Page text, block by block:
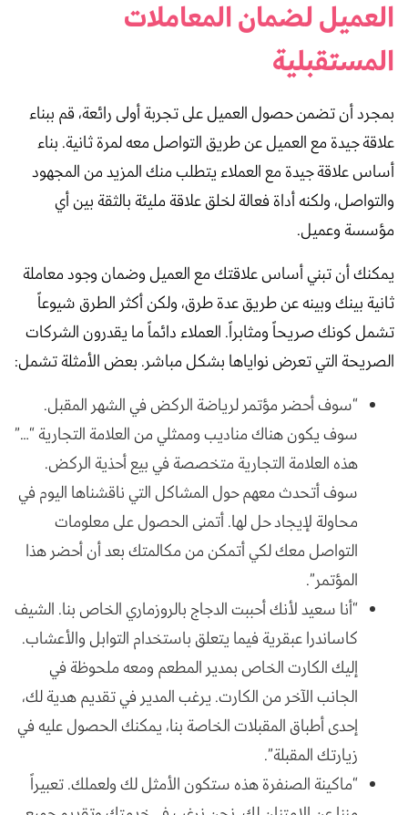
العميل لضمان المعاملات
المستقبلية
بمجرد أن تضمن حصول العميل على تجربة أولى رائعة، قم ببناء
علاقة جيدة مع العميل عن طريق التواصل معه لمرة ثانية. بناء
أساس علاقة جيدة مع العملاء يتطلب منك المزيد من المجهود
والتواصل، ولكنه أداة فعالة لخلق علاقة مليئة بالثقة بين أي
مؤسسة وعميل.
يمكنك أن تبني أساس علاقتك مع العميل وضمان وجود معاملة
ثانية بينك وبينه عن طريق عدة طرق، ولكن أكثر الطرق شيوعاً
تشمل كونك صريحاً ومثابراً. العملاء دائماً ما يقدرون الشركات
الصريحة التي تعرض نواياها بشكل مباشر. بعض الأمثلة تشمل:
“سوف أحضر مؤتمر لرياضة الركض في الشهر المقبل.
سوف يكون هناك مناديب وممثلي من العلامة التجارية “…”
هذه العلامة التجارية متخصصة في بيع أحذية الركض.
سوف أتحدث معهم حول المشاكل التي ناقشناها اليوم في
محاولة لإيجاد حل لها. أتمنى الحصول على معلومات
التواصل معك لكي أتمكن من مكالمتك بعد أن أحضر هذا
المؤتمر”.
“أنا سعيد لأنك أحببت الدجاج بالروزماري الخاص بنا. الشيف
كاساندرا عبقرية فيما يتعلق باستخدام التوابل والأعشاب.
إليك الكارت الخاص بمدير المطعم ومعه ملحوظة في
الجانب الآخر من الكارت. يرغب المدير في تقديم هدية لك،
إحدى أطباق المقبلات الخاصة بنا، يمكنك الحصول عليه في
زيارتك المقبلة”.
“ماكينة الصنفرة هذه ستكون الأمثل لك ولعملك. تعبيراً